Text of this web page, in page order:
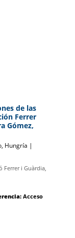
de las
Ferrer
Gómez,
Hungría |
Ferrer i Guàrdia,
Acceso